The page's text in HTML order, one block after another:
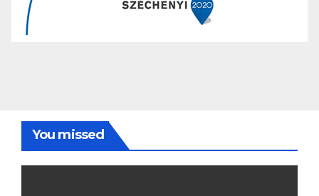
You missed